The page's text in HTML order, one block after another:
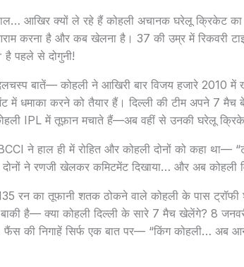
आखिर क्यों ले रहे हैं कोहली अचानक घरेलू क्रिकेट
करना है और कब खेलना है। 37 की उम्र में रिकवरी
पहले से दोगुनी!
बातें— कोहली ने आखिरी बार विजय हजारे 2010
में धमाका करने को तैयार हैं। दिल्ली की टीम अपने 7 मैच
IPL में तूफ़ान मचाते हैं—अब वहीं से उनकी घरेलू क्रिकेट
ने हाल ही में रोहित और कोहली दोनों को कहा था—
दोनों ने रणजी खेलकर कमिटमेंट दिखाया… और अब कोहली
135 रन का तूफानी शतक ठोकने वाले कोहली के पास
है— क्या कोहली दिल्ली के सारे 7 मैच खेलेंगे? 8
की निगाहें सिर्फ एक बात पर— “किंग कोहली… अब